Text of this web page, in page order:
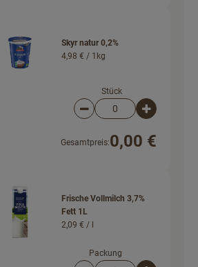
Skyr natur 0,2%
4,98 € / 1kg
Stück
Artikelanzahl
Gesamtpreis:0,00 €
Frische Vollmilch 3,7%
Fett 1L
2,09 € / l
Packung